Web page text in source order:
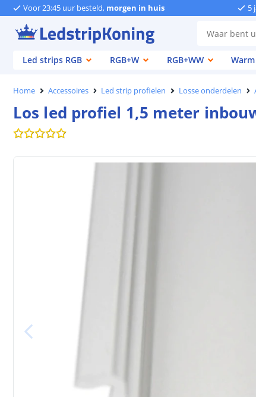
Voor 23:45 uur besteld, morgen in huis 5
Led strips RGB
RGB+W RGB+WW
Home Accessoires Led strip profielen Losse onderdelen
Los led profiel 1,5 meter